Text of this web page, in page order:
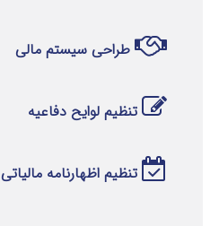
طراحی سیستم مالی
تنظیم لوایح دفاعیه
تنظیم اظهارنامه مالیاتی